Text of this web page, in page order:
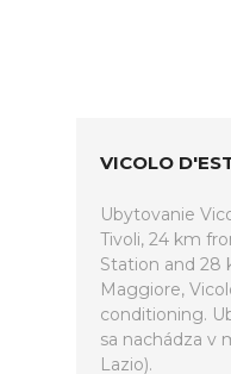
VICOLO
Ubytovanie
Tivoli, 24 km
Station and 28
Maggiore,
conditioning.
sa nachádza v
Lazio).